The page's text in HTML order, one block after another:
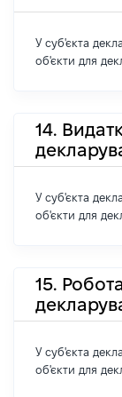
У суб'єкта
об'єкти для
14.
У суб'єкта
об'єкти для
15.
У суб'єкта
об'єкти для